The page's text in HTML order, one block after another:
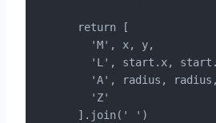
  return [
'M', x, y,
'L', start.x,
'A', radius,
'Z'
  ].join(' ')